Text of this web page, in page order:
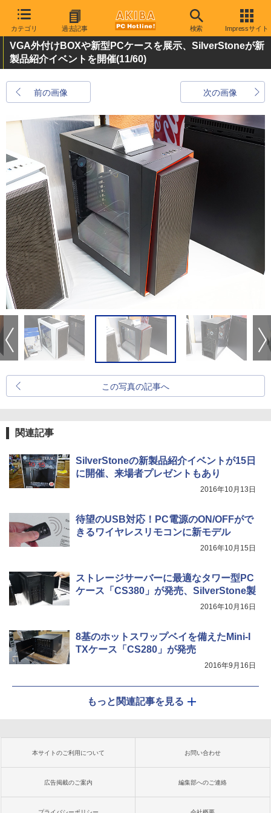
カテゴリ 過去記事 検索 Impressサイト
VGA外付けBOXや新型PCケースを展示、SilverStoneが新
製品紹介イベントを開催(11/60)
前の画像 次の画像
この写真の記事へ
関連記事
SilverStoneの新製品紹介イベントが15日
に開催、来場者プレゼントもあり
2016年10月13日
待望のUSB対応！PC電源のON/OFFがで
きるワイヤレスリモコンに新モデル
2016年10月15日
ストレージサーバーに最適なタワー型PC
ケース「CS380」が発売、SilverStone製
2016年10月16日
8基のホットスワップベイを備えたMini-I
TXケース「CS280」が発売
2016年9月16日
もっと関連記事を見る
本サイトのご利用について お問い合わせ
広告掲載のご案内 編集部へのご連絡